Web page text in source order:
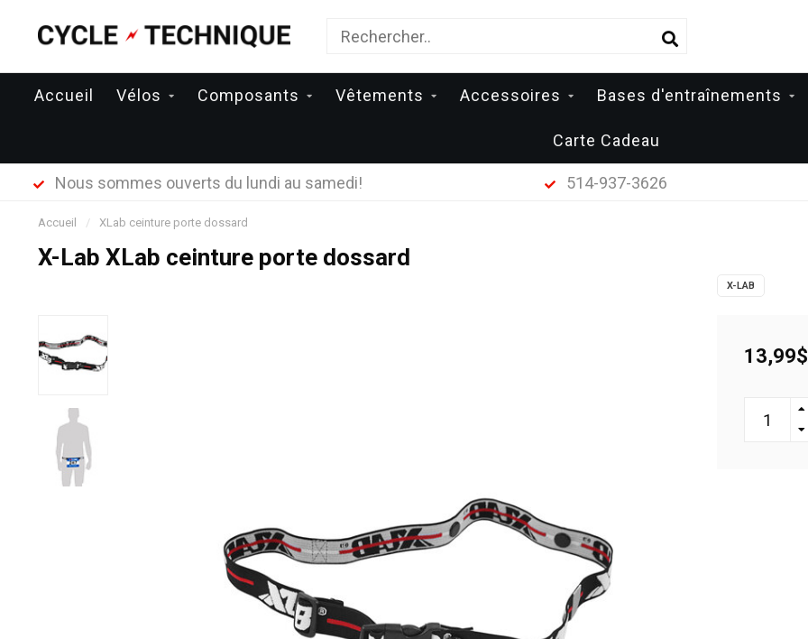
Accueil Vélos Composants Vêtements Accessoires Bases d'entraînements
Carte Cadeau
Nous sommes ouverts du lundi au samedi! 514-937-3626
Accueil / XLab ceinture porte dossard
X-Lab XLab ceinture porte dossard
X-LAB